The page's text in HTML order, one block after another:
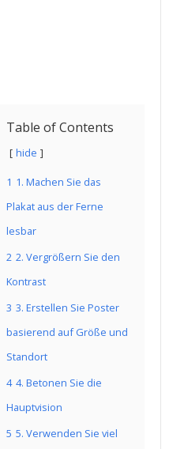
Table of Contents
hide
1 1. Machen Sie das
Plakat aus der Ferne
lesbar
2 2. Vergrößern Sie den
Kontrast
3 3. Erstellen Sie Poster
basierend auf Größe und
Standort
4 4. Betonen Sie die
Hauptvision
5 5. Verwenden Sie viel